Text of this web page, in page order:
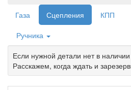
Газа
Сцепления КПП
Ручника
Если нужной детали нет в
Расскажем, когда ждать и